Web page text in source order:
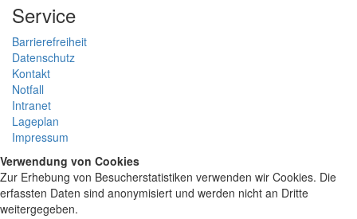
Service
Barrierefreiheit
Datenschutz
Kontakt
Notfall
Intranet
Lageplan
Impressum
Verwendung von Cookies
Zur Erhebung von Besucherstatistiken verwenden wir Cookies. Die
erfassten Daten sind anonymisiert und werden nicht an Dritte
weitergegeben.